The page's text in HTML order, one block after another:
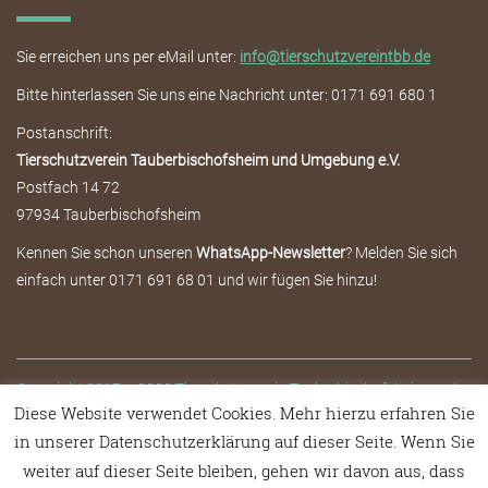
Sie erreichen uns per eMail unter: info@tierschutzvereintbb.de
Bitte hinterlassen Sie uns eine Nachricht unter: 0171 691 680 1
Postanschrift:
Tierschutzverein Tauberbischofsheim und Umgebung e.V.
Postfach 14 72
97934 Tauberbischofsheim
Kennen Sie schon unseren WhatsApp-Newsletter? Melden Sie sich
einfach unter 0171 691 68 01 und wir fügen Sie hinzu!
Copyright 2017 – 2020 Tierschutzverein Tauberbischofsheim und
Umgebung e.V.
Datenschutzerklärung
Diese Website verwendet Cookies. Mehr hierzu erfahren Sie
in unserer Datenschutzerklärung auf dieser Seite. Wenn Sie
weiter auf dieser Seite bleiben, gehen wir davon aus, dass